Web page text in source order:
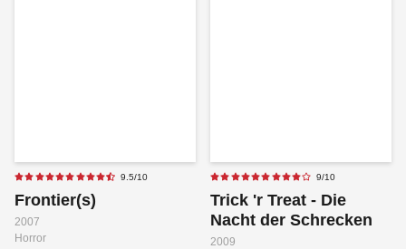
9.5/10
Frontier(s)
2007
Horror
9/10
Trick 'r Treat - Die
Nacht der Schrecken
2009